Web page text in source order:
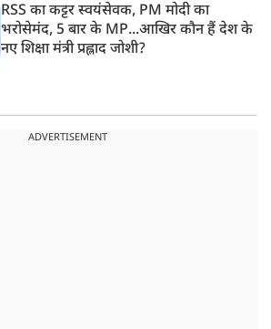
RSS का कट्टर स्वयंसेवक, PM मोदी का
भरोसेमंद, 5 बार के MP...आखिर कौन हैं देश के
नए शिक्षा मंत्री प्रह्लाद जोशी?
ADVERTISEMENT